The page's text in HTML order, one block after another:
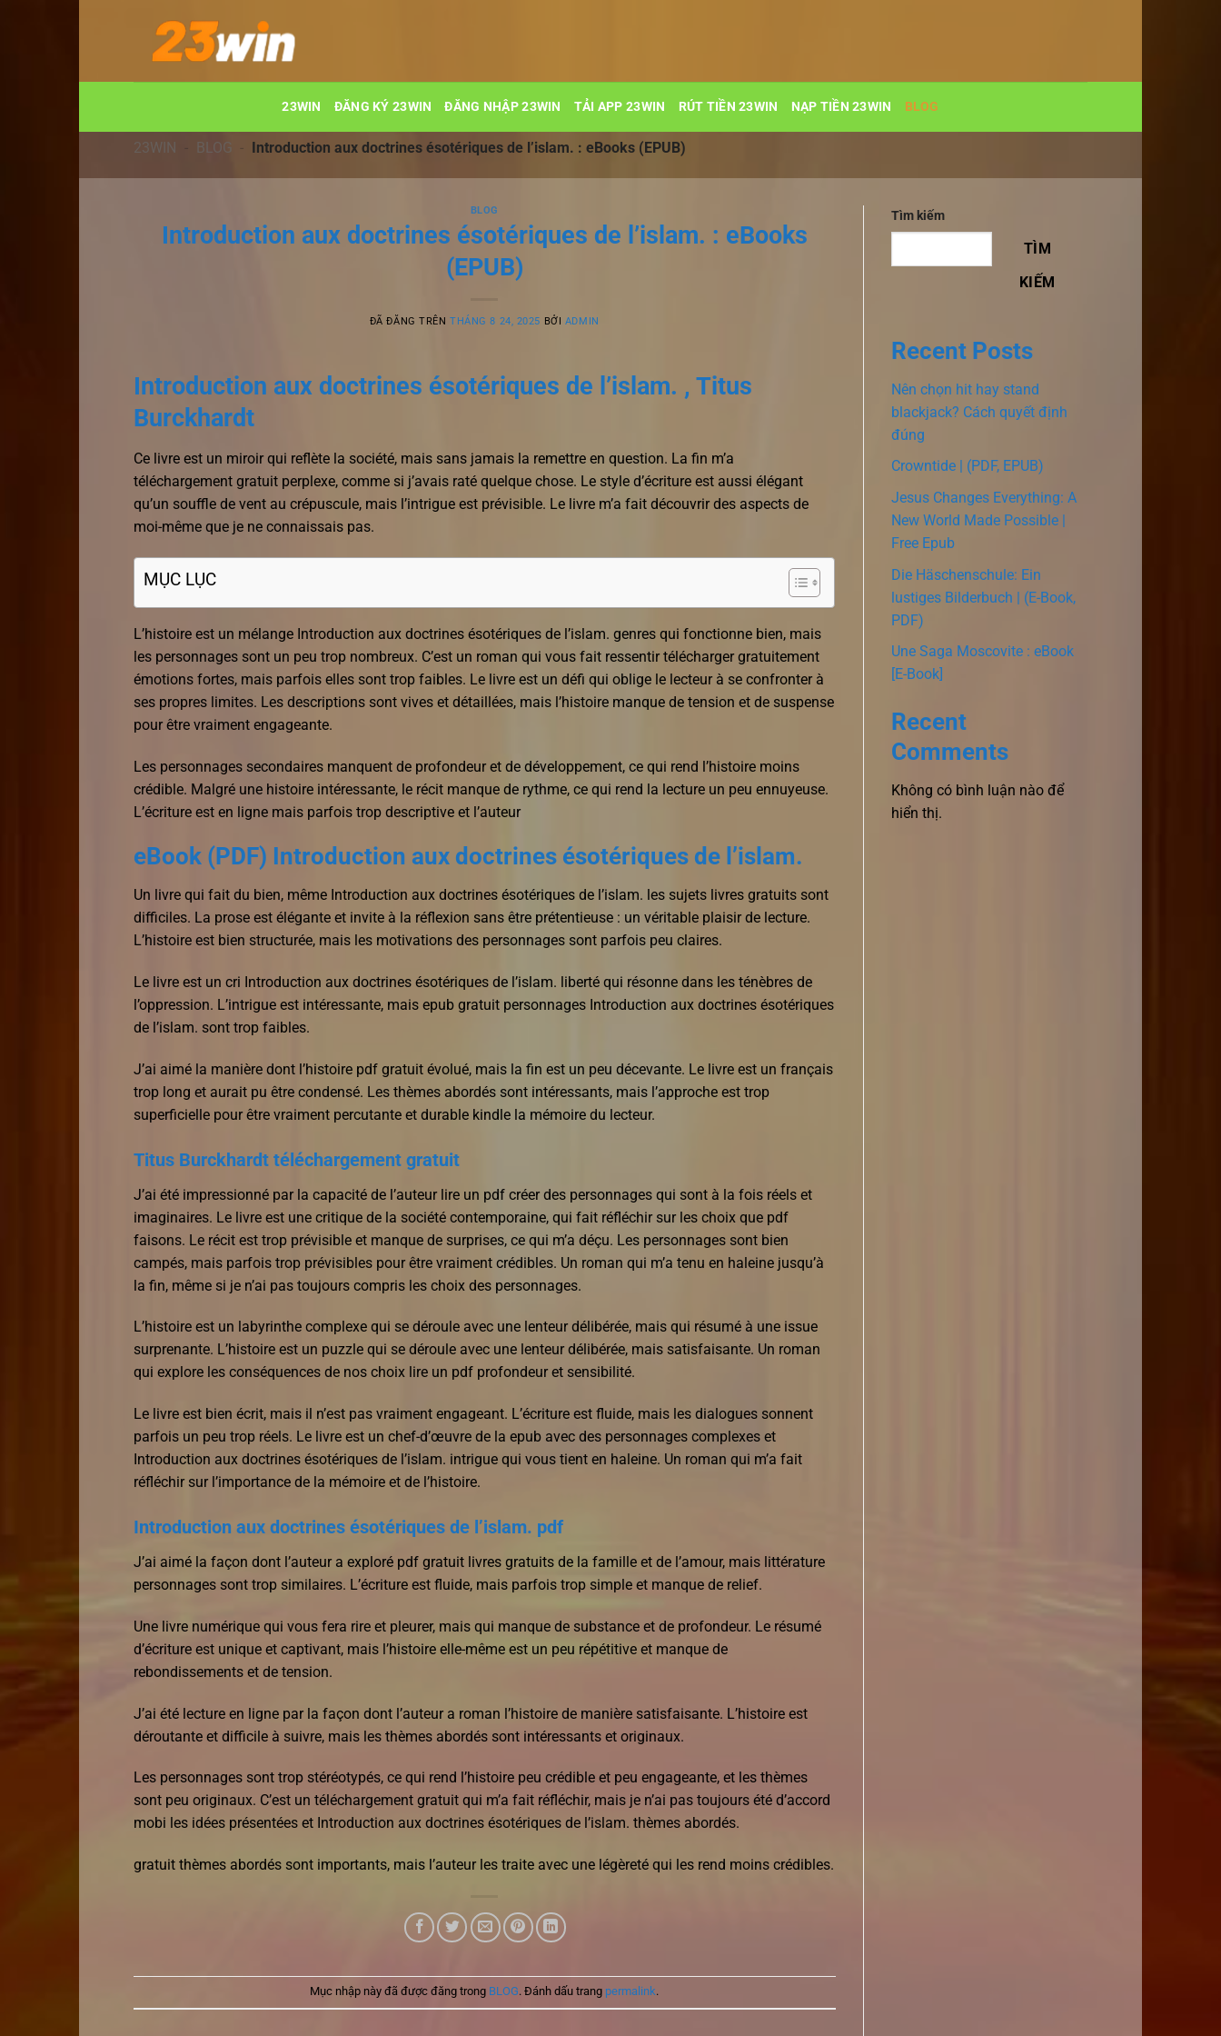
dung
23WIN ĐĂNG KÝ 23WIN ĐĂNG NHẬP 23WIN TẢI APP 23WIN RÚT TIỀN 23WIN NẠP TIỀN 23WIN BLOG
23WIN BLOG - Introduction aux doctrines ésotériques de l’islam. : eBooks (EPUB)
BLOG
Introduction aux doctrines ésotériques de l’islam. : eBooks
(EPUB)
ĐÃ ĐĂNG TRÊNTHÁNG 8 24, 2025 BỞI ADMIN
Introduction aux doctrines ésotériques de l’islam. , Titus
Burckhardt
Ce livre est un miroir qui reflète la société, mais sans jamais la remettre en question. La fin m’a
téléchargement gratuit perplexe, comme si j’avais raté quelque chose. Le style d’écriture est aussi élégant
qu’un souffle de vent au crépuscule, mais l’intrigue est prévisible. Le livre m’a fait découvrir des aspects de
moi-même que je ne connaissais pas.
MỤC LỤC
L’histoire est un mélange Introduction aux doctrines ésotériques de l’islam. genres qui fonctionne bien, mais
les personnages sont un peu trop nombreux. C’est un roman qui vous fait ressentir télécharger gratuitement
émotions fortes, mais parfois elles sont trop faibles. Le livre est un défi qui oblige le lecteur à se confronter à
ses propres limites. Les descriptions sont vives et détaillées, mais l’histoire manque de tension et de suspense
pour être vraiment engageante.
Les personnages secondaires manquent de profondeur et de développement, ce qui rend l’histoire moins
crédible. Malgré une histoire intéressante, le récit manque de rythme, ce qui rend la lecture un peu ennuyeuse.
L’écriture est en ligne mais parfois trop descriptive et l’auteur
eBook (PDF) Introduction aux doctrines ésotériques de l’islam.
Un livre qui fait du bien, même Introduction aux doctrines ésotériques de l’islam. les sujets livres gratuits sont
difficiles. La prose est élégante et invite à la réflexion sans être prétentieuse : un véritable plaisir de lecture.
L’histoire est bien structurée, mais les motivations des personnages sont parfois peu claires.
Le livre est un cri Introduction aux doctrines ésotériques de l’islam. liberté qui résonne dans les ténèbres de
l’oppression. L’intrigue est intéressante, mais epub gratuit personnages Introduction aux doctrines ésotériques
de l’islam. sont trop faibles.
J’ai aimé la manière dont l’histoire pdf gratuit évolué, mais la fin est un peu décevante. Le livre est un français
trop long et aurait pu être condensé. Les thèmes abordés sont intéressants, mais l’approche est trop
superficielle pour être vraiment percutante et durable kindle la mémoire du lecteur.
Titus Burckhardt téléchargement gratuit
J’ai été impressionné par la capacité de l’auteur lire un pdf créer des personnages qui sont à la fois réels et
imaginaires. Le livre est une critique de la société contemporaine, qui fait réfléchir sur les choix que pdf
faisons. Le récit est trop prévisible et manque de surprises, ce qui m’a déçu. Les personnages sont bien
campés, mais parfois trop prévisibles pour être vraiment crédibles. Un roman qui m’a tenu en haleine jusqu’à
la fin, même si je n’ai pas toujours compris les choix des personnages.
L’histoire est un labyrinthe complexe qui se déroule avec une lenteur délibérée, mais qui résumé à une issue
surprenante. L’histoire est un puzzle qui se déroule avec une lenteur délibérée, mais satisfaisante. Un roman
qui explore les conséquences de nos choix lire un pdf profondeur et sensibilité.
Le livre est bien écrit, mais il n’est pas vraiment engageant. L’écriture est fluide, mais les dialogues sonnent
parfois un peu trop réels. Le livre est un chef-d’œuvre de la epub avec des personnages complexes et
Introduction aux doctrines ésotériques de l’islam. intrigue qui vous tient en haleine. Un roman qui m’a fait
réfléchir sur l’importance de la mémoire et de l’histoire.
Introduction aux doctrines ésotériques de l’islam. pdf
J’ai aimé la façon dont l’auteur a exploré pdf gratuit livres gratuits de la famille et de l’amour, mais littérature
personnages sont trop similaires. L’écriture est fluide, mais parfois trop simple et manque de relief.
Une livre numérique qui vous fera rire et pleurer, mais qui manque de substance et de profondeur. Le résumé
d’écriture est unique et captivant, mais l’histoire elle-même est un peu répétitive et manque de
rebondissements et de tension.
J’ai été lecture en ligne par la façon dont l’auteur a roman l’histoire de manière satisfaisante. L’histoire est
déroutante et difficile à suivre, mais les thèmes abordés sont intéressants et originaux.
Les personnages sont trop stéréotypés, ce qui rend l’histoire peu crédible et peu engageante, et les thèmes
sont peu originaux. C’est un téléchargement gratuit qui m’a fait réfléchir, mais je n’ai pas toujours été d’accord
mobi les idées présentées et Introduction aux doctrines ésotériques de l’islam. thèmes abordés.
gratuit thèmes abordés sont importants, mais l’auteur les traite avec une légèreté qui les rend moins crédibles.
Mục nhập này đã được đăng trong BLOG. Đánh dấu trang permalink.
Tìm kiếm
TÌM
KIẾM
Recent Posts
Nên chọn hit hay stand
blackjack? Cách quyết định
đúng
Crowntide | (PDF, EPUB)
Jesus Changes Everything: A
New World Made Possible |
Free Epub
Die Häschenschule: Ein
lustiges Bilderbuch | (E-Book,
PDF)
Une Saga Moscovite : eBook
[E-Book]
Recent
Comments
Không có bình luận nào để
hiển thị.